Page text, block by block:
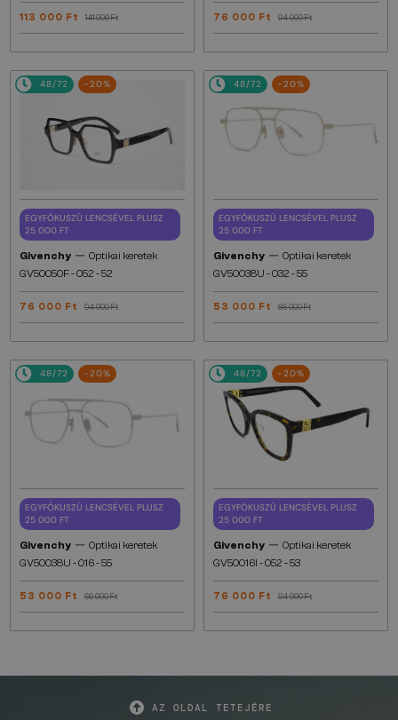
113 000 Ft 141 000 Ft 76 000 Ft 94 000 Ft
48/72 -20%
EGYFÓKUSZÚ LENCSÉVEL PLUSZ
25 000 FT
Givenchy — Optikai keretek
GV50050F - 052 - 52
76 000 Ft 94 000 Ft
48/72 -20%
EGYFÓKUSZÚ LENCSÉVEL PLUSZ
25 000 FT
Givenchy — Optikai keretek
GV50038U - 032 - 55
53 000 Ft 66 000 Ft
48/72 -20%
EGYFÓKUSZÚ LENCSÉVEL PLUSZ
25 000 FT
Givenchy — Optikai keretek
GV50038U - 016 - 55
53 000 Ft 66 000 Ft
48/72 -20%
EGYFÓKUSZÚ LENCSÉVEL PLUSZ
25 000 FT
Givenchy — Optikai keretek
GV50016I - 052 - 53
76 000 Ft 94 000 Ft
AZ OLDAL TETEJÉRE